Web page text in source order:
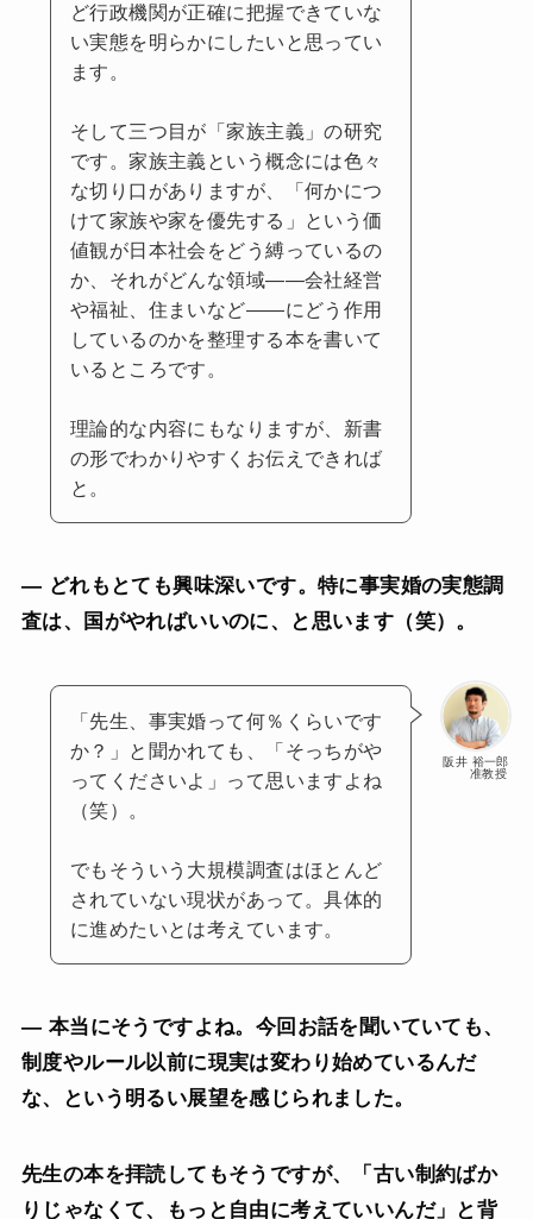
ど行政機関が正確に把握できていな
い実態を明らかにしたいと思ってい
ます。
そして三つ目が「家族主義」の研究
です。家族主義という概念には色々
な切り口がありますが、「何かにつ
けて家族や家を優先する」という価
値観が日本社会をどう縛っているの
か、それがどんな領域――会社経営
や福祉、住まいなど――にどう作用
しているのかを整理する本を書いて
いるところです。
理論的な内容にもなりますが、新書
の形でわかりやすくお伝えできれば
と。
— どれもとても興味深いです。特に事実婚の実態調
査は、国がやればいいのに、と思います（笑）。
阪井 裕一郎
准教授
「先生、事実婚って何％くらいです
か？」と聞かれても、「そっちがや
ってくださいよ」って思いますよね
（笑）。
でもそういう大規模調査はほとんど
されていない現状があって。具体的
に進めたいとは考えています。
— 本当にそうですよね。今回お話を聞いていても、
制度やルール以前に現実は変わり始めているんだ
な、という明るい展望を感じられました。
先生の本を拝読してもそうですが、「古い制約ばか
りじゃなくて、もっと自由に考えていいんだ」と背